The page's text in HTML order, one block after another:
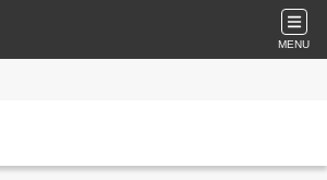
MENU